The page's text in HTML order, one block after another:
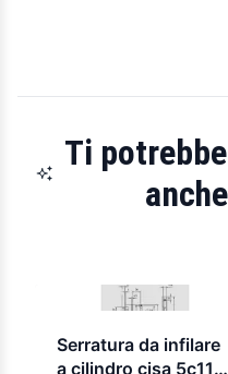
Ti
Serratura da infilare
a cilindro cisa 5c110-